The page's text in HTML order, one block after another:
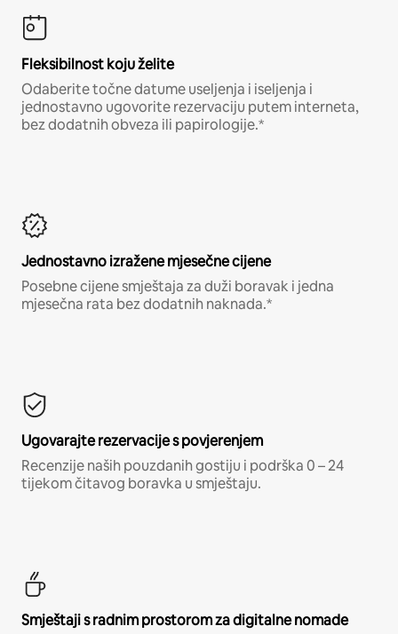
Fleksibilnost koju želite
Odaberite točne datume useljenja i iseljenja i
jednostavno ugovorite rezervaciju putem interneta,
bez dodatnih obveza ili papirologije.*
Jednostavno izražene mjesečne cijene
Posebne cijene smještaja za duži boravak i jedna
mjesečna rata bez dodatnih naknada.*
Ugovarajte rezervacije s povjerenjem
Recenzije naših pouzdanih gostiju i podrška 0 – 24
tijekom čitavog boravka u smještaju.
Smještaji s radnim prostorom za digitalne nomade